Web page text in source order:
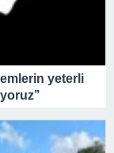
yeterli